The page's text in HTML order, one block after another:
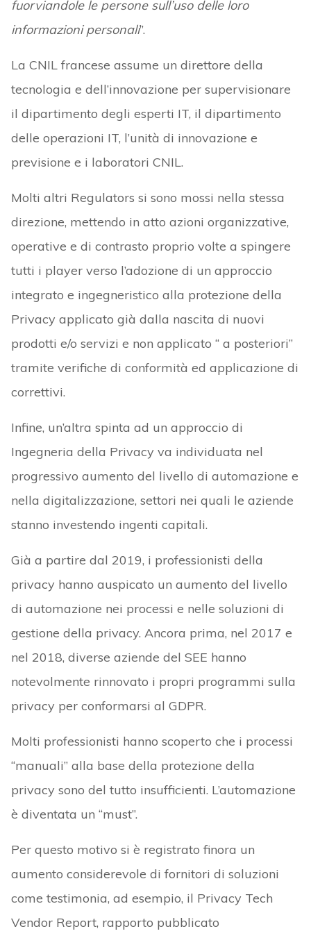
fuorviandole le persone sull’uso delle loro
informazioni personali”.
La CNIL francese assume un direttore della
tecnologia e dell’innovazione per supervisionare
il dipartimento degli esperti IT, il dipartimento
delle operazioni IT, l’unità di innovazione e
previsione e i laboratori CNIL.
Molti altri Regulators si sono mossi nella stessa
direzione, mettendo in atto azioni organizzative,
operative e di contrasto proprio volte a spingere
tutti i player verso l’adozione di un approccio
integrato e ingegneristico alla protezione della
Privacy applicato già dalla nascita di nuovi
prodotti e/o servizi e non applicato “ a posteriori”
tramite verifiche di conformità ed applicazione di
correttivi.
Infine, un’altra spinta ad un approccio di
Ingegneria della Privacy va individuata nel
progressivo aumento del livello di automazione e
nella digitalizzazione, settori nei quali le aziende
stanno investendo ingenti capitali.
Già a partire dal 2019, i professionisti della
privacy hanno auspicato un aumento del livello
di automazione nei processi e nelle soluzioni di
gestione della privacy. Ancora prima, nel 2017 e
nel 2018, diverse aziende del SEE hanno
notevolmente rinnovato i propri programmi sulla
privacy per conformarsi al GDPR.
Molti professionisti hanno scoperto che i processi
“manuali” alla base della protezione della
privacy sono del tutto insufficienti. L’automazione
è diventata un “must”.
Per questo motivo si è registrato finora un
aumento considerevole di fornitori di soluzioni
come testimonia, ad esempio, il Privacy Tech
Vendor Report, rapporto pubblicato